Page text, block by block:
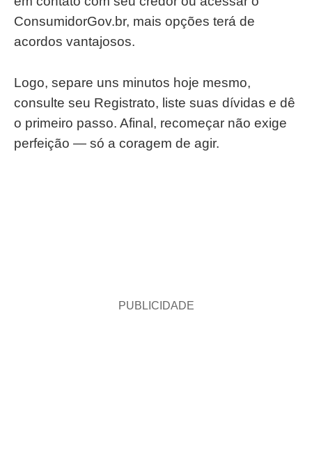
ConsumidorGov.br, mais opções terá de
acordos vantajosos.
Logo, separe uns minutos hoje mesmo,
consulte seu Registrato, liste suas dívidas e dê
o primeiro passo. Afinal, recomeçar não exige
perfeição — só a coragem de agir.
PUBLICIDADE